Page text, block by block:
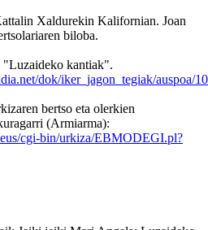
Xaldurekin Kalifornian. Joan
biloba.
"Luzaideko kantiak".
dok/iker_jagon_tegiak/auspoa/
bertso eta olerkien
(Armiarma):
cgi-bin/urkiza/EBMODEGI.pl?